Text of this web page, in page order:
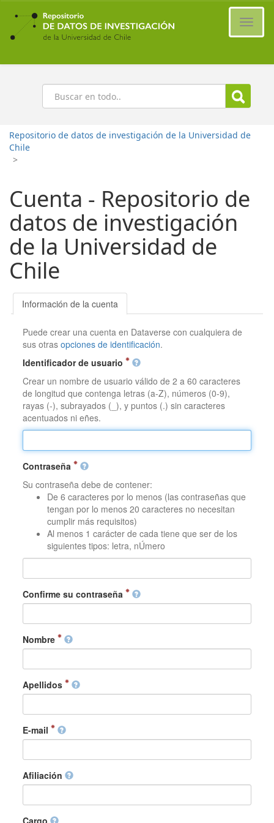
Ir
contenido
principal
Buscar
Repositorio de datos de investigación de la Universidad de
Chile
>
Cuenta - Repositorio de
datos de investigación
de la Universidad de
Chile
Información de la cuenta
Puede crear una cuenta en Dataverse con cualquiera de
sus otrasopciones de identificación.
Identificador de usuario
Crear un nombre de usuario válido de 2 a 60 caracteres
de longitud que contenga letras (a-Z), números (0-9),
rayas (-), subrayados (_), y puntos (.) sin caracteres
acentuados ni eñes.
Contraseña
Su contraseña debe de contener:
De 6 caracteres por lo menos (las contraseñas que
tengan por lo menos 20 caracteres no necesitan
cumplir más requisitos)
Al menos 1 carácter de cada tiene que ser de los
siguientes tipos: letra, nÚmero
Confirme su contraseña
Nombre
Apellidos
E-mail
Afiliación
Cargo